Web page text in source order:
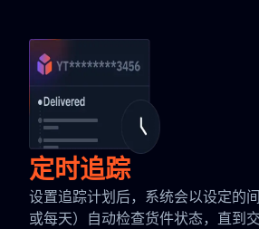
定时追踪
设置追踪计划后，系统会以设定的
或每天）自动检查货件状态，直到